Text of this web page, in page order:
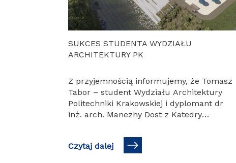
SUKCES STUDENTA WYDZIAŁU
ARCHITEKTURY PK
Z przyjemnością informujemy, że Tomasz
Tabor – student Wydziału Architektury
Politechniki Krakowskiej i dyplomant dr
inż. arch. Manezhy Dost z Katedry
A2 – zwyciężył…
Czytaj dalej